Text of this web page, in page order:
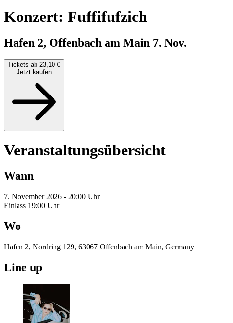
Konzert: Fuffifufzich
Hafen 2, Offenbach am Main 7. Nov.
Tickets ab 23,10 €
Jetzt kaufen
Veranstaltungsübersicht
Wann
7. November 2026 - 20:00 Uhr
Einlass 19:00 Uhr
Wo
Hafen 2, Nordring 129, 63067 Offenbach am Main, Germany
Line up